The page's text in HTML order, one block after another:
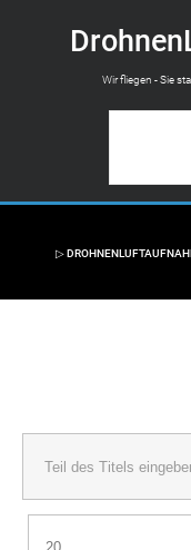
Drohnen
Wir fliegen - Sie
INFO
▷